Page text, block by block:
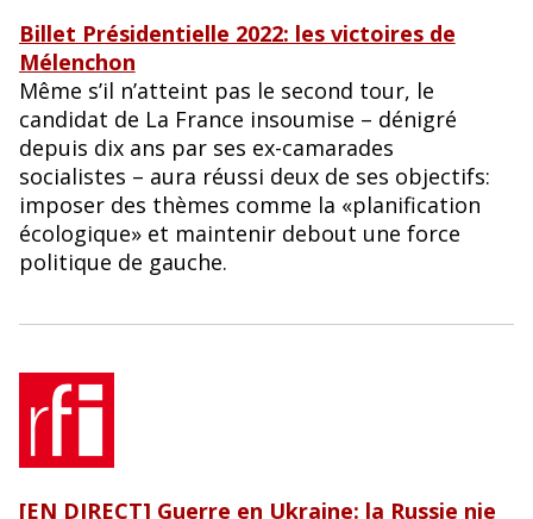
Billet Présidentielle 2022: les victoires de
Mélenchon
Même s’il n’atteint pas le second tour, le
candidat de La France insoumise – dénigré
depuis dix ans par ses ex-camarades
socialistes – aura réussi deux de ses objectifs:
imposer des thèmes comme la «planification
écologique» et maintenir debout une force
politique de gauche.
[EN DIRECT] Guerre en Ukraine: la Russie nie